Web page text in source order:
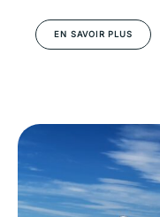
EN SAVOIR PLUS